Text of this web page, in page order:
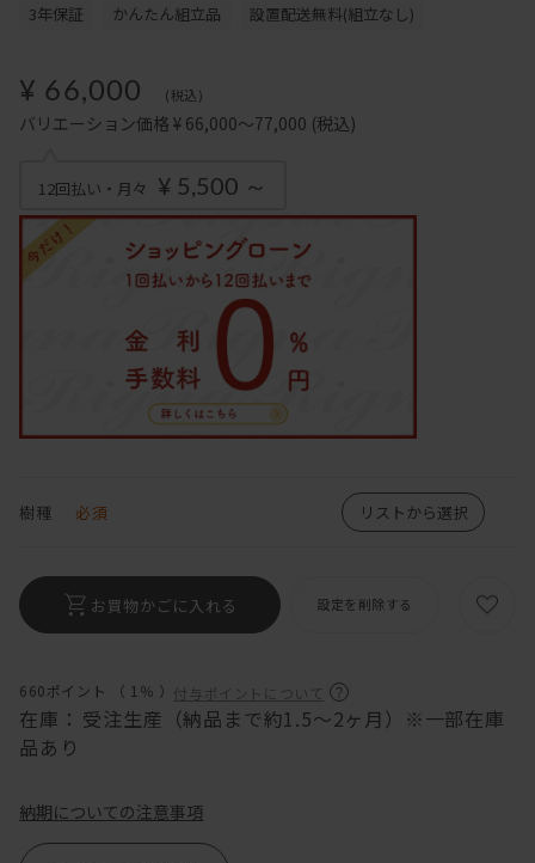
660ポイント （ 1％ ） 付与ポイントについて
在庫： 受注生産（納品まで約1.5～2ヶ月）※一部在庫
品あり
3年保証 かんたん組立品 設置配送無料(組立なし)
¥ 66,000 (税込)
バリエーション価格 ¥ 66,000～77,000 (税込)
12回払い・月々 ¥ 5,500 ～
樹種 必須 リストから選択
お買物かごに入れる 設定を削除する
納期についての注意事項